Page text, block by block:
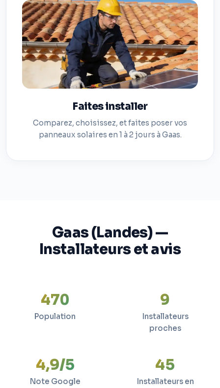
Faites installer
Comparez, choisissez, et faites poser vos
panneaux solaires en 1 à 2 jours à Gaas.
Gaas (Landes) —
Installateurs et avis
470
Population
9
Installateurs
proches
4,9/5
Note Google
45
Installateurs en